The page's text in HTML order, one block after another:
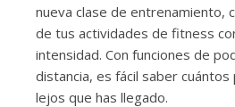
nueva clase de entrenamiento,
de tus actividades de fitness
intensidad. Con funciones de
distancia, es fácil saber
lejos que has llegado.